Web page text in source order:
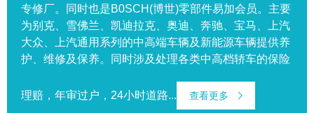
专修厂。同时也是B0SCH(博世)零部件易加会员。主要
为别克、雪佛兰、凯迪拉克、奥迪、奔驰、宝马、上汽
大众、上汽通用系列的中高端车辆及新能源车辆提供养
护、维修及保养。同时涉及处理各类中高档轿车的保险
理赔，年审过户，24小时道路... 查看更多